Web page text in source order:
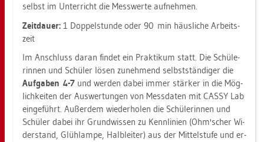
selbst im Un­ter­richt die Mess­wer­te auf­neh­men.
Zeit­dau­er: 1 Dop­pel­stun­de oder 90 min häus­li­che Ar­beits­
zeit
Im An­schluss daran fin­det ein Prak­ti­kum statt. Die Schü­le­
rin­nen und Schü­ler lösen zu­neh­mend selbst­stän­di­ger die
Auf­ga­ben 4-7 und wer­den dabei immer stär­ker in die Mög­
lich­kei­ten der Aus­wer­tun­gen von Mess­da­ten mit CASSY Lab
ein­ge­führt. Au­ßer­dem wie­der­ho­len die Schü­le­rin­nen und
Schü­ler dabei ihr Grund­wis­sen zu Kenn­li­ni­en (Ohm'scher Wi­
der­stand, Glüh­lam­pe, Halb­lei­ter) aus der Mit­tel­stu­fe und er­